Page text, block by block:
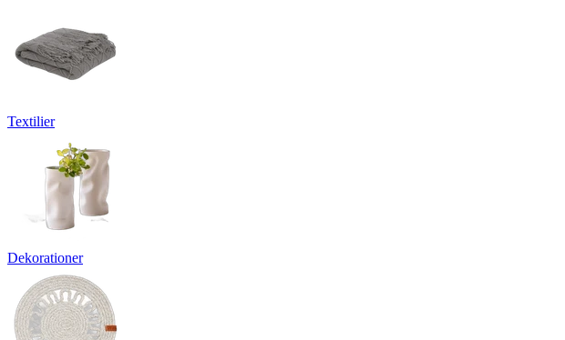
Textilier
Dekorationer